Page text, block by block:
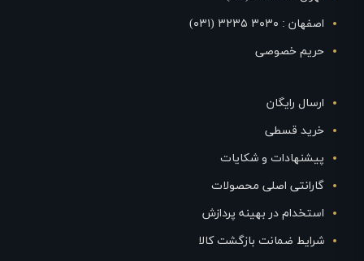
اصفهان : ۳۰۳۰ ۳۲۳۵ (۰۳۱)
حریم خصوصی
ارسال رایگان
خرید قسطی
پیشنهادات و شکایات
گارانتی اصلی محصولات
استخدام در بهینه پردازش
شرایط ضمانت بازگشت کالا